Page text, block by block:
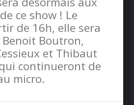
ce show ! Le
de 16h, elle sera
Boutron,
et Thibaut
continueront de
micro.